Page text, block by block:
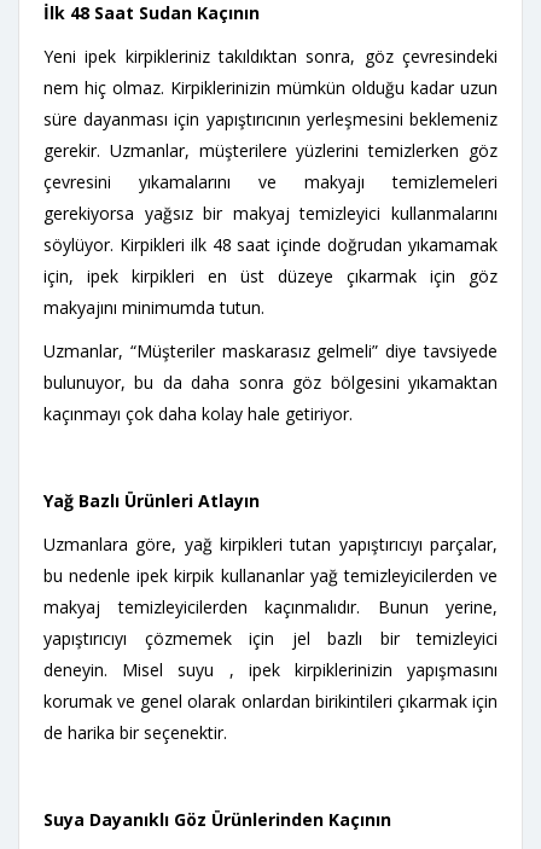
İlk 48 Saat Sudan Kaçının
Yeni ipek kirpikleriniz takıldıktan sonra, göz çevresindeki
nem hiç olmaz. Kirpiklerinizin mümkün olduğu kadar uzun
süre dayanması için yapıştırıcının yerleşmesini beklemeniz
gerekir. Uzmanlar, müşterilere yüzlerini temizlerken göz
çevresini yıkamalarını ve makyajı temizlemeleri
gerekiyorsa yağsız bir makyaj temizleyici kullanmalarını
söylüyor. Kirpikleri ilk 48 saat içinde doğrudan yıkamamak
için, ipek kirpikleri en üst düzeye çıkarmak için göz
makyajını minimumda tutun.
Uzmanlar, “Müşteriler maskarasız gelmeli” diye tavsiyede
bulunuyor, bu da daha sonra göz bölgesini yıkamaktan
kaçınmayı çok daha kolay hale getiriyor.
Yağ Bazlı Ürünleri Atlayın
Uzmanlara göre, yağ kirpikleri tutan yapıştırıcıyı parçalar,
bu nedenle ipek kirpik kullananlar yağ temizleyicilerden ve
makyaj temizleyicilerden kaçınmalıdır. Bunun yerine,
yapıştırıcıyı çözmemek için jel bazlı bir temizleyici
deneyin. Misel suyu , ipek kirpiklerinizin yapışmasını
korumak ve genel olarak onlardan birikintileri çıkarmak için
de harika bir seçenektir.
Suya Dayanıklı Göz Ürünlerinden Kaçının